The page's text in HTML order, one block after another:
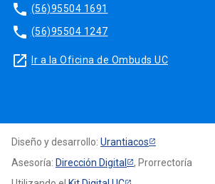
phone (56)95504 1691
phone (56)95504 1247
launch Ir a la Oficina de Ombuds UC
Diseño y desarrollo: Urantiacos
Asesoría: Dirección Digital
, Prorrectoría